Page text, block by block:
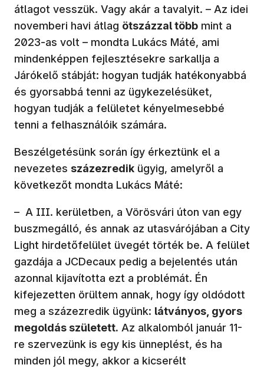
átlagot vesszük. Vagy akár a tavalyit. – Az idei
novemberi havi átlag ötszázzal több mint a
2023-as volt – mondta Lukács Máté, ami
mindenképpen fejlesztésekre sarkallja a
Járókelő stábját: hogyan tudják hatékonyabbá
és gyorsabbá tenni az ügykezelésüket,
hogyan tudják a felületet kényelmesebbé
tenni a felhasználóik számára.
Beszélgetésünk során így érkeztünk el a
nevezetes százezredik ügyig, amelyről a
következőt mondta Lukács Máté:
– A III. kerületben, a Vörösvári úton van egy
buszmegálló, és annak az utasvárójában a City
Light hirdetőfelület üvegét törték be. A felület
gazdája a JCDecaux pedig a bejelentés után
azonnal kijavította ezt a problémát. Én
kifejezetten örültem annak, hogy így oldódott
meg a százezredik ügyünk: látványos, gyors
megoldás született. Az alkalomból január 11-
re szervezünk is egy kis ünneplést, és ha
minden jól megy, akkor a kicserélt